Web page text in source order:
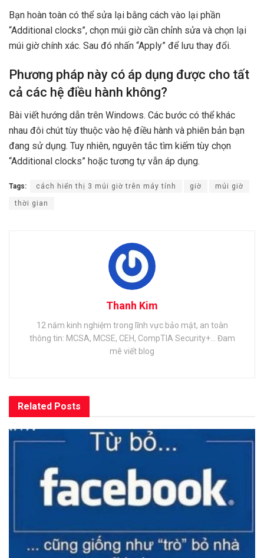
Bạn hoàn toàn có thể sửa lại bằng cách vào lại phần
“Additional clocks”, chọn múi giờ cần chỉnh sửa và chọn lại
múi giờ chính xác. Sau đó nhấn “Apply” để lưu thay đổi.
Phương pháp này có áp dụng được cho tất
cả các hệ điều hành không?
Bài viết hướng dẫn trên Windows. Các bước có thể khác
nhau đôi chút tùy thuộc vào hệ điều hành và phiên bản bạn
đang sử dụng. Tuy nhiên, nguyên tắc tìm kiếm tùy chọn
“Additional clocks” hoặc tương tự vẫn áp dụng.
Tags: cách hiển thị 3 múi giờ trên máy tính giờ múi giờ
thời gian
Thanh Kim
12 năm kinh nghiệm trong lĩnh vực bảo mật, an toàn
thông tin: MCSA, MCSE, CEH, CompTIA Security+... Đam
mê viết blog
Related Posts